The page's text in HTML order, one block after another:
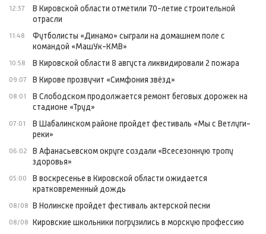
12:37
В Кировской области отметили 70-летие строительной
отрасли
11:48
Футболисты «Динамо» сыграли на домашнем поле с
командой «МашУк-КМВ»
10:58 В Кировской области 8 августа ликвидировали 2 пожара
09:07 В Кирове прозвучит «Симфония звёзд»
08:01
В Слободском продолжается ремонт беговых дорожек на
стадионе «Труд»
07:01
В Шабалинском районе пройдет фестиваль «Мы с Ветлуги-
реки»
06:02
В Афанасьевском округе создали «Всесезонную тропу
здоровья»
05:00
В воскресенье в Кировской области ожидается
кратковременный дождь
08/08 В Нолинске пройдет фестиваль актерской песни
08/08 Кировские школьники погрузились в морскую профессию